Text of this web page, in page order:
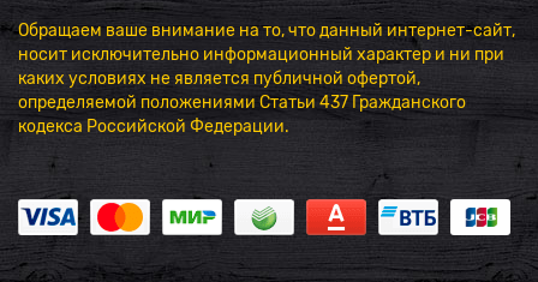
Обращаем ваше внимание на то, что данный интернет-сайт,
носит исключительно информационный характер и ни при
каких условиях не является публичной офертой,
определяемой положениями Статьи 437 Гражданского
кодекса Российской Федерации.